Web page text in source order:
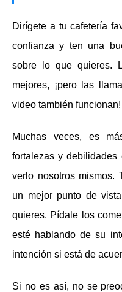
Dirígete a tu cafetería
confianza y ten una
sobre lo que quieres.
mejores, ¡pero las
video también funcionan!
Muchas veces, es
fortalezas y
verlo nosotros mismos.
un mejor punto de
quieres. Pídale los
esté hablando de su
intención si está de
Si no es así, no se